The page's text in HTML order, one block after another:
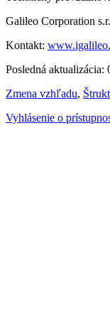
Galileo Corporation
Kontakt:
Posledná aktualizácia:
Zmena vzhľadu,
Vyhlásenie o